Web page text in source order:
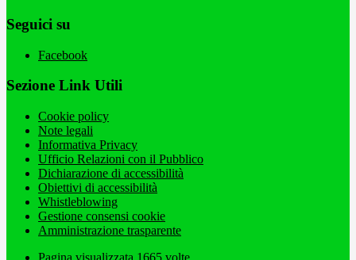
Seguici su
Facebook
Sezione Link Utili
Cookie policy
Note legali
Informativa Privacy
Ufficio Relazioni con il Pubblico
Dichiarazione di accessibilità
Obiettivi di accessibilità
Whistleblowing
Gestione consensi cookie
Amministrazione trasparente
Pagina visualizzata 1665 volte